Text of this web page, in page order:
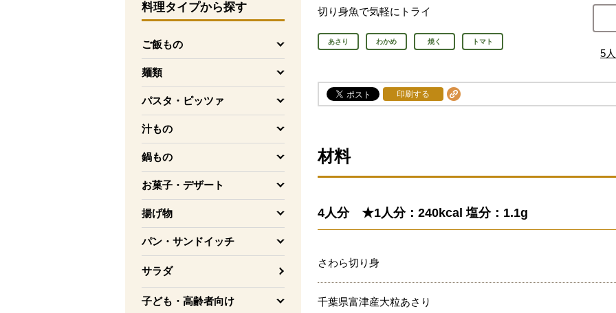
料理タイプから探す
ご飯もの
を開く
麺類
を開く
パスタ・ピッツァ
を開く
汁もの
を開く
鍋もの
を開く
お菓子・デザート
を開く
揚げ物
を開く
パン・サンドイッチ
を開く
サラダ
子ども・高齢者向け
を開く
切り身魚で気軽にトライ
あさり わかめ 焼く トマト
5人
印刷する
材料
4人分 ★1人分：240kcal 塩分：1.1g
さわら切り身
千葉県富津産大粒あさり